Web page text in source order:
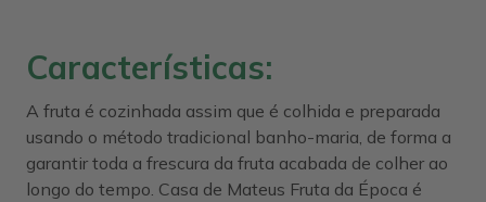
Características:
A fruta é cozinhada assim que é colhida e preparada
usando o método tradicional banho-maria, de forma a
garantir toda a frescura da fruta acabada de colher ao
longo do tempo. Casa de Mateus Fruta da Época é